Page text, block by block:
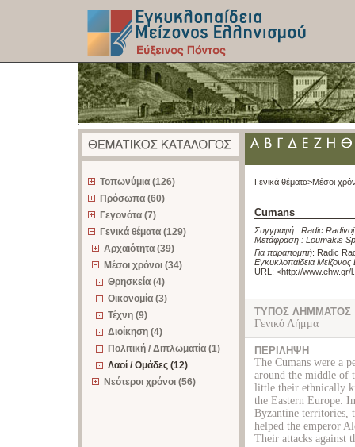
Τοπωνύμια (126)
Πρόσωπα (60)
Γεγονότα (7)
Γενικά θέματα (129)
Αρχαιότητα (39)
Μέσοι χρόνοι (34)
Θρησκεία (4)
Οικονομία (3)
Τέχνη (9)
Διοίκηση (4)
Πολιτική / Διπλωματία (1)
Λαοί / Ομάδες (12)
Νεότεροι χρόνοι (56)
Γενικά θέματα>Μέσοι
Cumans
Συγγραφή : Radic Radivoj
Μετάφραση : Loumakis
Για παραπομπή: Radic
Εγκυκλοπαίδεια
URL: <http://www.ehw.gr/
ΤΥΠΟΣ ΛΗΜΜΑΤΟΣ
Γενικό Λήμμα
ΠΕΡΙΛΗΨΗ
The Cumans were a
around the middle of
little their ethnically
the Eastern Europe.
Byzantine territories,
helped the emperor
Their attacks against